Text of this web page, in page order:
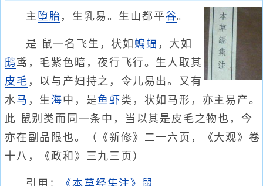
主 堕胎 ，生乳易。生山都平谷。
是 鼠一名飞生，状如 蝙蝠 ，大如
鸱 鸢，毛紫色暗，夜行飞行。生人取其
皮毛 ，以与产妇持之，令儿易出。又有
水马 ，生 海中，是鱼虾 类，状如马形，亦主易产。
此 鼠别类而同一条中，当以其是皮毛之物也，今
亦在副品限也。（《新修》二一六页，《大观》卷
十八，《政和》三九三页）